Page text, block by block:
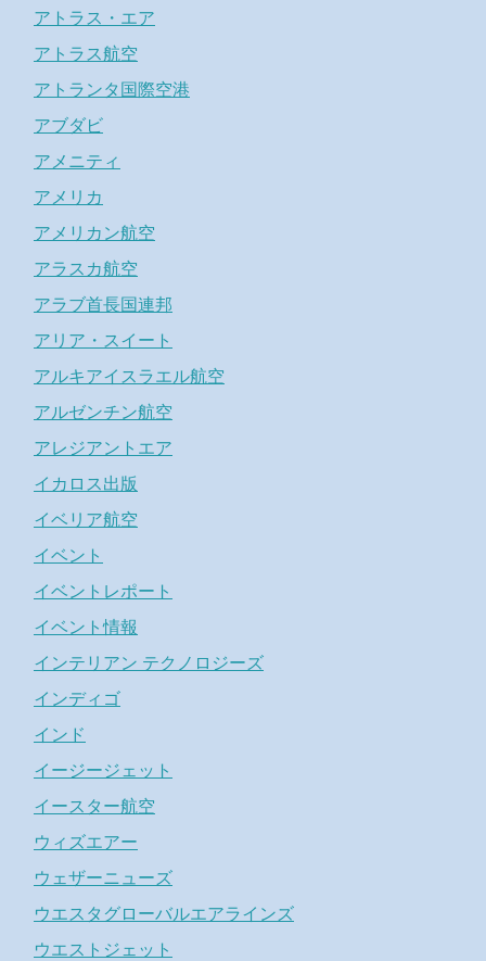
アトラス・エア
アトラス航空
アトランタ国際空港
アブダビ
アメニティ
アメリカ
アメリカン航空
アラスカ航空
アラブ首長国連邦
アリア・スイート
アルキアイスラエル航空
アルゼンチン航空
アレジアントエア
イカロス出版
イベリア航空
イベント
イベントレポート
イベント情報
インテリアン テクノロジーズ
インディゴ
インド
イージージェット
イースター航空
ウィズエアー
ウェザーニューズ
ウエスタグローバルエアラインズ
ウエストジェット